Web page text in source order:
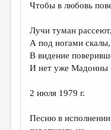
ПЕРЕВОДЫ
КОНКУРСЫ
ДЕТСКАЯ КОМНАТА
КНИЖНАЯ ПОЛКА
ОБЗОР ЛИТЕРАТУРЫ
СТРАНИЦЫ ПАМЯТИ
Чтобы в любовь
Лучи туман
А под ногами
В видение
И нет уже Мадонны -
2 июля 1979 г.
Песню в